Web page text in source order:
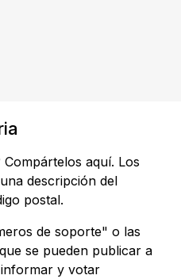
aquí. Los
descripción del
postal.
de soporte" o las
se pueden publicar a
y votar